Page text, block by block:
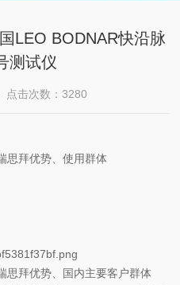
LEO BODNAR快沿脉
测试仪
点击次数：3280
思拜优势、使用群体
思拜优势、国内主要客户群体